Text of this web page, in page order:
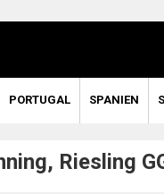
PORTUGAL SPANIEN
Riesling